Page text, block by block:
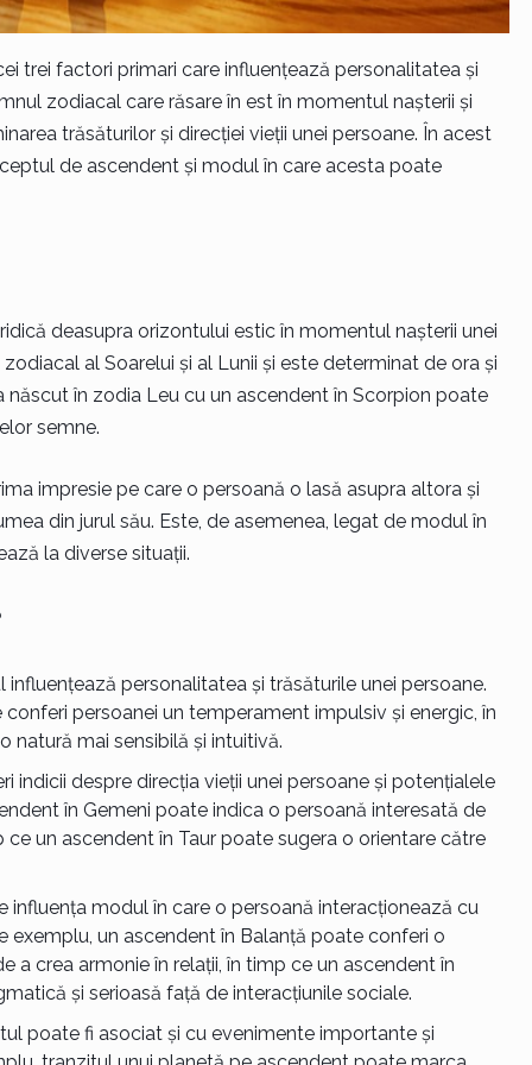
trei factori primari care influențează personalitatea și
zodiacal care răsare în est în momentul nașterii și
trăsăturilor și direcției vieții unei persoane. În acest
de ascendent și modul în care acesta poate
deasupra orizontului estic în momentul nașterii unei
al Soarelui și al Lunii și este determinat de ora și
în zodia Leu cu un ascendent în Scorpion poate
semne.
impresie pe care o persoană o lasă asupra altora și
din jurul său. Este, de asemenea, legat de modul în
la diverse situații.
personalitatea și trăsăturile unei persoane.
persoanei un temperament impulsiv și energic, în
natură mai sensibilă și intuitivă.
indicii despre direcția vieții unei persoane și potențialele
în Gemeni poate indica o persoană interesată de
un ascendent în Taur poate sugera o orientare către
modul în care o persoană interacționează cu
exemplu, un ascendent în Balanță poate conferi o
a crea armonie în relații, în timp ce un ascendent în
și serioasă față de interacțiunile sociale.
poate fi asociat și cu evenimente importante și